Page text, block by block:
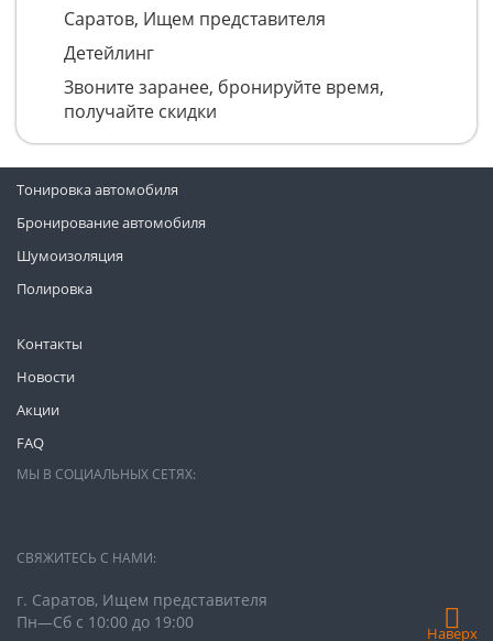
Наверх
Саратов, Ищем представителя
Детейлинг
Звоните заранее, бронируйте время,
получайте скидки
Контакты
Новости
Акции
FAQ
Тонировка автомобиля
Бронирование автомобиля
Шумоизоляция
Полировка
МЫ В СОЦИАЛЬНЫХ СЕТЯХ:
СВЯЖИТЕСЬ С НАМИ:
г. Саратов, Ищем представителя
Пн—Сб с 10:00 до 19:00